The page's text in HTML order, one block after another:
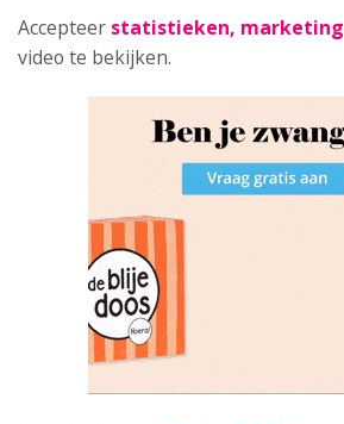
Accepteer statistieken, marketing
video te bekijken.